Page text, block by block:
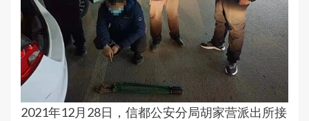
2021年12月28日，信都公安分局胡家营派出所接